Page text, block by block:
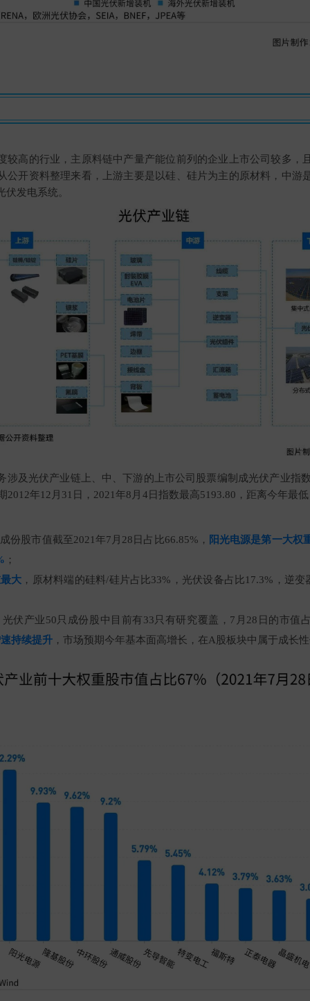
较高的行业，主原料链中产量产能位前列的企业上市公司较多，
公开资料整理来看，上游主要是以硅、硅片为主的原材料，中游
发电系统。
涉及光伏产业链上、中、下游的上市公司股票编制成光伏产业指
2012年12月31日，2021年8月4日指数最高5193.80，距离今年最
份股市值截至2021年7月28日占比66.85%，
阳光电源是第一大权
；
大 ，原材料端的硅料/硅片占比33%，光伏设备占比17.3%，逆
伏产业50只成份股中目前有33只有研究覆盖，7月28日的市值
持续提升 ，市场预期今年基本面高增长，在A股板块中属于成长